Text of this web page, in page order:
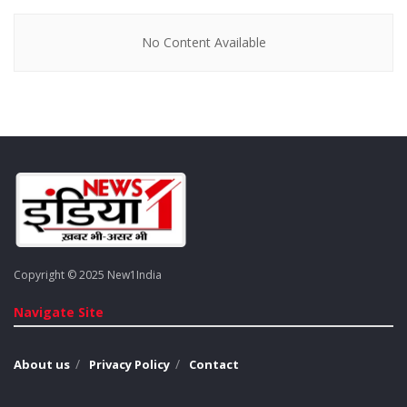
गई है. वहीं जो बच्चे साल 2005 से 2007 तक में जन्मे है उनको पहले को
Tags:
latest news on UP Covid-19 Vaccination
new guidelines of 12 to 14 years child vaccination
No Content Available
Copyright © 2025 New1India
Navigate Site
About us Privacy Policy Contact